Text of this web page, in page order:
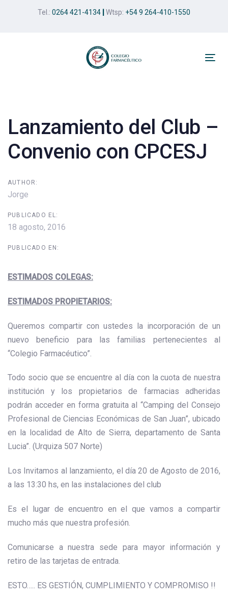
Tel.: 0264 421-4134 Wtsp: +54 9 264-410-1550
Lanzamiento del Club –
Convenio con CPCESJ
AUTHOR:
Jorge
PUBLICADO EL:
18 agosto, 2016
PUBLICADO EN:
ESTIMADOS COLEGAS:
ESTIMADOS PROPIETARIOS:
Queremos compartir con ustedes la incorporación de un
nuevo beneficio para las familias pertenecientes al
“Colegio Farmacéutico”.
Todo socio que se encuentre al día con la cuota de nuestra
institución y los propietarios de farmacias adheridas
podrán acceder en forma gratuita al “Camping del Consejo
Profesional de Ciencias Económicas de San Juan”, ubicado
en la localidad de Alto de Sierra, departamento de Santa
Lucia”. (Urquiza 507 Norte)
Los Invitamos al lanzamiento, el día 20 de Agosto de 2016,
a las 13:30 hs, en las instalaciones del club
Es el lugar de encuentro en el que vamos a compartir
mucho más que nuestra profesión.
Comunicarse a nuestra sede para mayor información y
retiro de las tarjetas de entrada.
ESTO….. ES GESTIÓN, CUMPLIMIENTO Y COMPROMISO !!
navigation